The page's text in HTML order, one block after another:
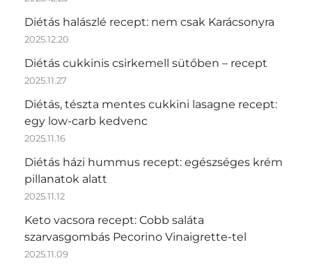
Diétás halászlé recept: nem csak Karácsonyra
2025.12.20
Diétás cukkinis csirkemell sütőben – recept
2025.11.27
Diétás, tészta mentes cukkini lasagne recept:
egy low-carb kedvenc
2025.11.16
Diétás házi hummus recept: egészséges krém
pillanatok alatt
2025.11.12
Keto vacsora recept: Cobb saláta
szarvasgombás Pecorino Vinaigrette-tel
2025.11.09